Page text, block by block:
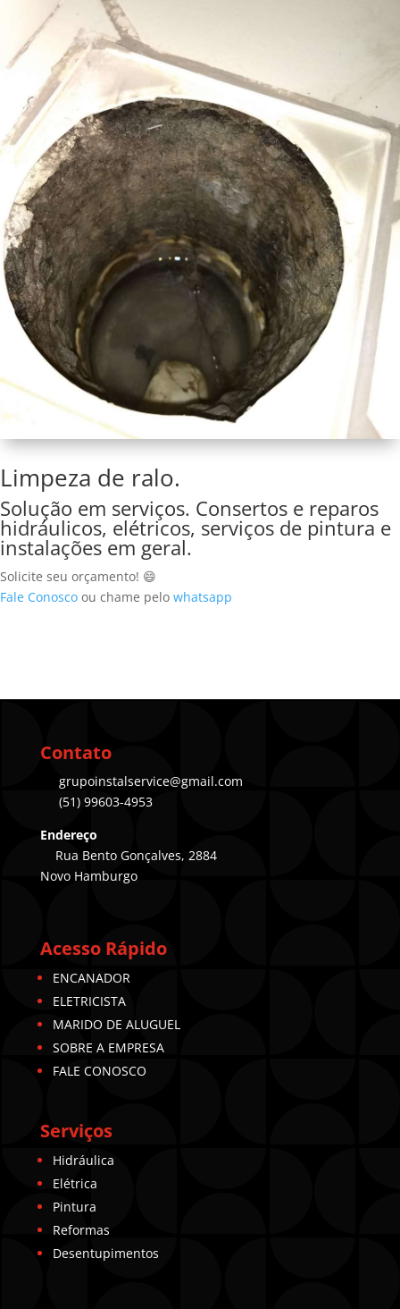
Limpeza de ralo.
Solução em serviços. Consertos e reparos
hidráulicos, elétricos, serviços de pintura e
instalações em geral.
Solicite seu orçamento! 😄
Fale Conosco ou chame pelo whatsapp
Contato
grupoinstalservice@gmail.com
(51) 99603-4953
Endereço
Rua Bento Gonçalves, 2884
Novo Hamburgo
Acesso Rápido
ENCANADOR
ELETRICISTA
MARIDO DE ALUGUEL
SOBRE A EMPRESA
FALE CONOSCO
Serviços
Hidráulica
Elétrica
Pintura
Reformas
Desentupimentos